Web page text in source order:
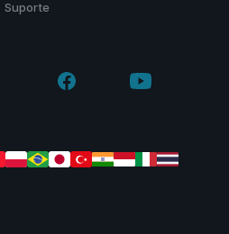
Suporte